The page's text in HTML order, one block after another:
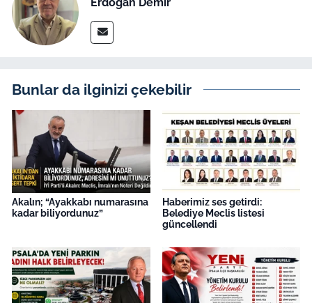
Bunlar da ilginizi çekebilir
Akalın; “Ayakkabı numarasına
kadar biliyordunuz”
Haberimiz ses getirdi:
Belediye Meclis listesi
güncellendi